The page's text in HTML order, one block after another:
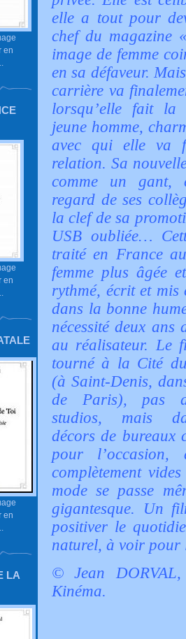
en
en
en
LA
elle a tout pour
chef du magazine
image de femme
en sa défaveur.
carrière va
lorsqu’elle fait la
jeune homme,
avec qui elle va
relation. Sa
comme un gant,
regard de ses
la clef de sa
USB oubliée…
traité en France
femme plus âgée
rythmé, écrit et mis
dans la bonne
nécessité deux ans
au réalisateur. Le
tourné à la Cité
(à Saint-Denis,
de Paris), pas
studios, mais
décors de bureaux
pour
complètement
mode se passe
gigantesque. Un
positiver le
naturel, à voir pour
© Jean
Kinéma.